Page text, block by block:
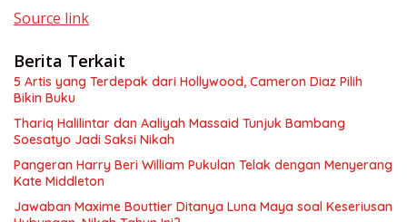
Source link
Berita Terkait
5 Artis yang Terdepak dari Hollywood, Cameron Diaz Pilih
Bikin Buku
Thariq Halilintar dan Aaliyah Massaid Tunjuk Bambang
Soesatyo Jadi Saksi Nikah
Pangeran Harry Beri William Pukulan Telak dengan Menyerang
Kate Middleton
Jawaban Maxime Bouttier Ditanya Luna Maya soal Keseriusan